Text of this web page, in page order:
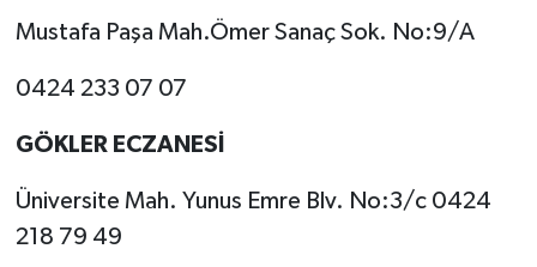
Mustafa Paşa Mah.Ömer Sanaç Sok. No:9/A
0424 233 07 07
GÖKLER ECZANESİ
Üniversite Mah. Yunus Emre Blv. No:3/c 0424
218 79 49